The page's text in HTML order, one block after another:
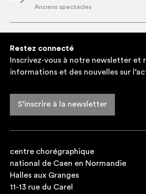
Anciens spectacles
Restez connecté
Inscrivez-vous à notre newsletter et
informations et des nouvelles sur
S’inscrire à la newsletter
centre chorégraphique
national de Caen en Normandie
Halles aux Granges
11-13 rue du Carel